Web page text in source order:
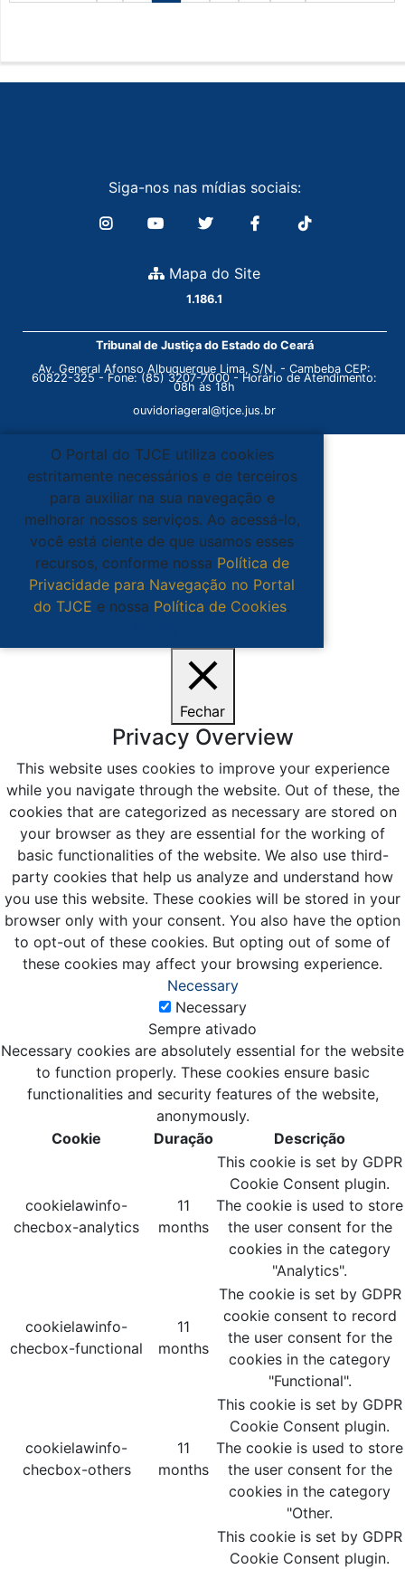
Siga-nos nas mídias sociais:
Mapa do Site
1.186.1
Tribunal de Justiça do Estado do Ceará
Av. General Afonso Albuquerque Lima, S/N. - Cambeba CEP:
60822-325 - Fone: (85) 3207-7000 - Horário de Atendimento:
08h às 18h
ouvidoriageral@tjce.jus.br
O Portal do TJCE utiliza cookies
estritamente necessários e de terceiros
para auxiliar na sua navegação e
melhorar nossos serviços. Ao acessá-lo,
você está ciente de que usamos esses
recursos, conforme nossa Política de
Privacidade para Navegação no Portal
do TJCE e nossa Política de Cookies.
Fechar
Privacy Overview
This website uses cookies to improve your experience
while you navigate through the website. Out of these, the
cookies that are categorized as necessary are stored on
your browser as they are essential for the working of
basic functionalities of the website. We also use third-
party cookies that help us analyze and understand how
you use this website. These cookies will be stored in your
browser only with your consent. You also have the option
to opt-out of these cookies. But opting out of some of
these cookies may affect your browsing experience.
Necessary
Necessary
Sempre ativado
Necessary cookies are absolutely essential for the website
to function properly. These cookies ensure basic
functionalities and security features of the website,
anonymously.
Cookie
Duração Descrição
cookielawinfo-
checbox-analytics
11
months
This cookie is set by GDPR
Cookie Consent plugin.
The cookie is used to store
the user consent for the
cookies in the category
"Analytics".
cookielawinfo-
checbox-functional
11
months
The cookie is set by GDPR
cookie consent to record
the user consent for the
cookies in the category
"Functional".
cookielawinfo-
checbox-others
11
months
This cookie is set by GDPR
Cookie Consent plugin.
The cookie is used to store
the user consent for the
cookies in the category
"Other.
This cookie is set by GDPR
Cookie Consent plugin.